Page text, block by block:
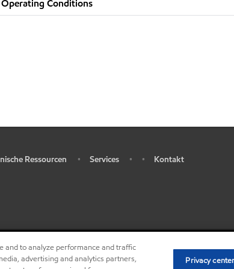
Conditions
Ressourcen • Services • • Kontakt
• Privacy center (Do not sell or share my personal
and to analyze performance and traffic
advertising and analytics partners,
Privacy center